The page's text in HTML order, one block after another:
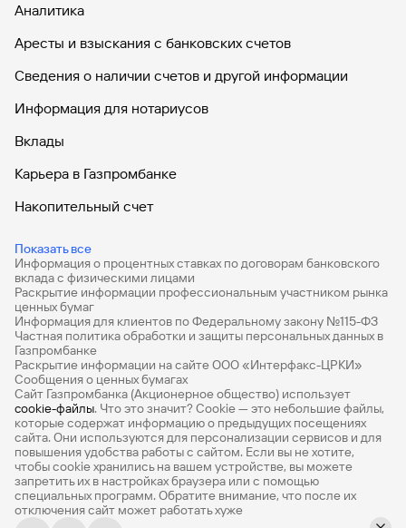
Аналитика
Аресты и взыскания с банковских счетов
Сведения о наличии счетов и другой информации
Информация для нотариусов
Вклады
Карьера в Газпромбанке
Накопительный счет
Показать все
Дебетовые карты с бесплатным обслуживанием
Все накопительные счета
Банковские вклады на 3 месяца
Вклады с высоким процентом
Калькулятор вкладов
Виртуальные карты
Премиум
Private
Информация о процентных ставках по договорам банковского
вклада с физическими лицами
Раскрытие информации профессиональным участником рынка
ценных бумаг
Информация для клиентов по Федеральному закону №115-ФЗ
Частная политика обработки и защиты персональных данных в
Газпромбанке
Раскрытие информации на сайте ООО «Интерфакс-ЦРКИ»
Сообщения о ценных бумагах
Сайт Газпромбанка (Акционерное общество) использует
cookie-файлы. Что это значит? Сookie — это небольшие файлы,
которые содержат информацию о предыдущих посещениях
сайта. Они используются для персонализации сервисов и для
повышения удобства работы с сайтом. Если вы не хотите,
чтобы сookie хранились на вашем устройстве, вы можете
запретить их в настройках браузера или с помощью
специальных программ. Обратите внимание, что после их
отключения сайт может работать хуже